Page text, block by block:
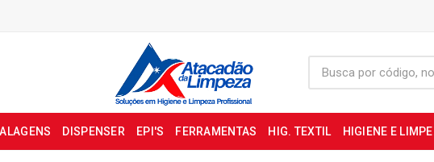
DISPENSER EPI'S FERRAMENTAS HIG. TEXTIL HIGIENE E